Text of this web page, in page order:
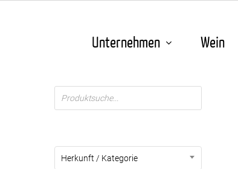
Unternehmen Wein
Products
search
Herkunft / Kategorie